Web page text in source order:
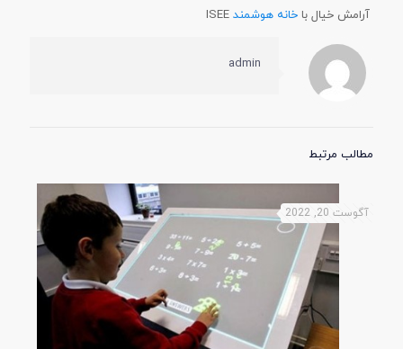
آرامش خیال با خانه هوشمندISEE
admin
مطالب مرتبط
آگوست 20, 2022